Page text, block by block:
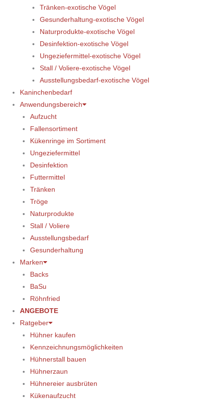
Tränken-exotische Vögel
Gesunderhaltung-exotische Vögel
Naturprodukte-exotische Vögel
Desinfektion-exotische Vögel
Ungeziefermittel-exotische Vögel
Stall / Voliere-exotische Vögel
Ausstellungsbedarf-exotische Vögel
Kaninchenbedarf
Anwendungsbereich
Aufzucht
Fallensortiment
Kükenringe im Sortiment
Ungeziefermittel
Desinfektion
Futtermittel
Tränken
Tröge
Naturprodukte
Stall / Voliere
Ausstellungsbedarf
Gesunderhaltung
Marken
Backs
BaSu
Röhnfried
ANGEBOTE
Ratgeber
Hühner kaufen
Kennzeichnungsmöglichkeiten
Hühnerstall bauen
Hühnerzaun
Hühnereier ausbrüten
Kükenaufzucht